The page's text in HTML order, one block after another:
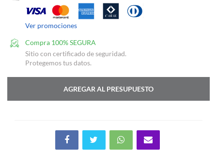
Ver promociones
Compra 100% SEGURA
Sitio con certificado de seguridad.
Protegemos tus datos.
AGREGAR AL PRESUPUESTO